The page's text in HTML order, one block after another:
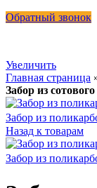
Обратный звонок
Увеличить
Главная страница
Забор из
Забор из
Назад к товарам
Забор из